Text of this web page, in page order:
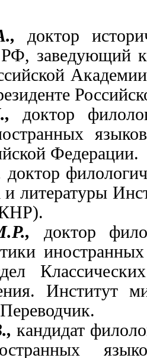
доктор
РФ, заведующий
Академии
доктор
Федерации.
доктор
и литературы
доктор
кандидат